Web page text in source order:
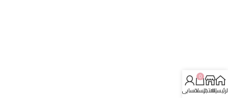
المتجر
0
السلةحسابي